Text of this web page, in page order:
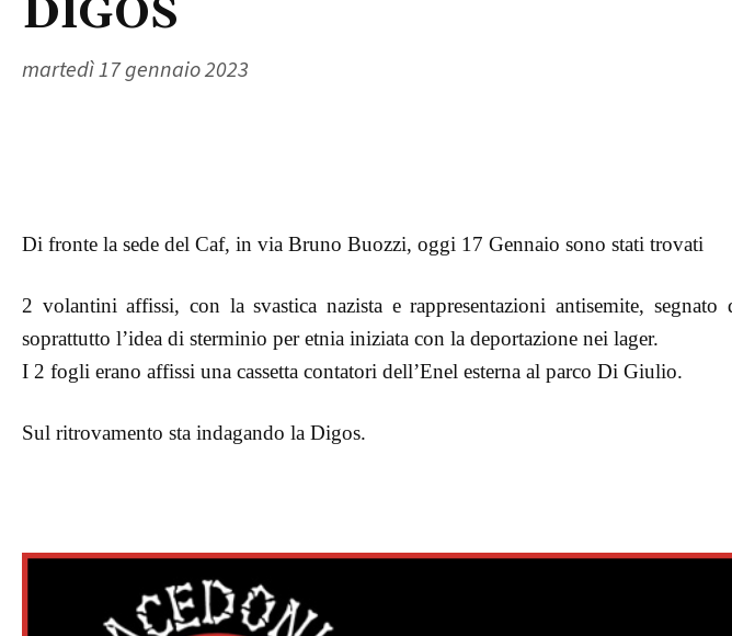
DIGOS
martedì 17 gennaio 2023
Di fronte la sede del Caf, in via Bruno Buozzi, oggi 17 Gennaio sono stati trovati
2 volantini affissi, con la svastica nazista e rappresentazioni antisemite,
soprattutto l’idea di sterminio per etnia iniziata con la deportazione nei lager.
I 2 fogli erano affissi una cassetta contatori dell’Enel esterna al parco Di Giulio.
Sul ritrovamento sta indagando la Digos.